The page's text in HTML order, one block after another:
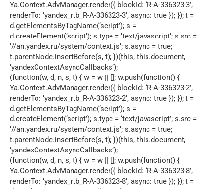
Ya.Context.AdvManager.render({ blockId: ‘R-A-336323-3’,
renderTo: ‘yandex_rtb_R-A-336323-3’, async: true }); }); t =
d.getElementsByTagName(‘script’); s =
d.createElement(‘script’); s.type = ‘text/javascript’; s.src =
‘//an.yandex.ru/system/context.js’; s.async = true;
t.parentNode.insertBefore(s, t); })(this, this.document,
‘yandexContextAsyncCallbacks’);
(function(w, d, n, s, t) { w = w || []; w.push(function() {
Ya.Context.AdvManager.render({ blockId: ‘R-A-336323-2’,
renderTo: ‘yandex_rtb_R-A-336323-2’, async: true }); }); t =
d.getElementsByTagName(‘script’); s =
d.createElement(‘script’); s.type = ‘text/javascript’; s.src =
‘//an.yandex.ru/system/context.js’; s.async = true;
t.parentNode.insertBefore(s, t); })(this, this.document,
‘yandexContextAsyncCallbacks’);
(function(w, d, n, s, t) { w = w || []; w.push(function() {
Ya.Context.AdvManager.render({ blockId: ‘R-A-336323-8’,
renderTo: ‘yandex_rtb_R-A-336323-8’, async: true }); }); t =